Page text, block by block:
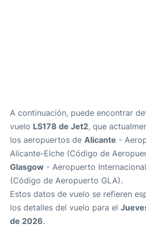
A continuación, puede encontrar
vuelo LS178 de Jet2, que
los aeropuertos de Alicante -
Alicante-Elche (Código de
Glasgow - Aeropuerto
(Código de Aeropuerto GLA).
Estos datos de vuelo se refieren
los detalles del vuelo para el
de 2026.